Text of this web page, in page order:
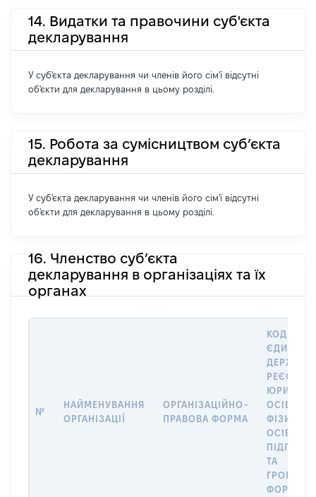
14. Видатки та правочини суб'єкта
декларування
У суб'єкта декларування чи членів його сім'ї відсутні
об'єкти для декларування в цьому розділі.
15. Робота за сумісництвом суб’єкта
декларування
У суб'єкта декларування чи членів його сім'ї відсутні
об'єкти для декларування в цьому розділі.
16. Членство суб’єкта
декларування в організаціях та їх
органах
№
НАЙМЕНУВАННЯ
ОРГАНІЗАЦІЇ
ОРГАНІЗАЦІЙНО-
ПРАВОВА ФОРМА
КОД В
РЕЄСТРІ
ОСІБ,
ОСІБ –
ТА